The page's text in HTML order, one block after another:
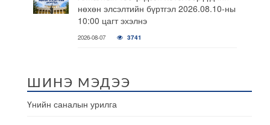
нөхөн элсэлтийн бүртгэл 2026.08.10-ны
10:00 цагт эхэлнэ
2026-08-07 3741
ШИНЭ МЭДЭЭ
Үнийн саналын урилга